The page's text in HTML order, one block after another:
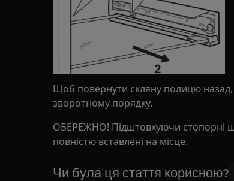
Щоб повернути скляну полицю назад,
зворотному порядку.
ОБЕРЕЖНО! Підштовхуючи стопорні
повністю вставлені на місце.
Чи була ця стаття корисною?